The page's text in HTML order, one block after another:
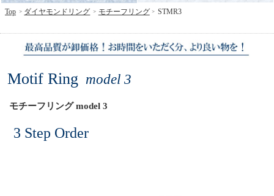
Motif Ring model 3
モチーフリング model 3
3 Step Order
Top ダイヤモンドリング モチーフリング STMR3